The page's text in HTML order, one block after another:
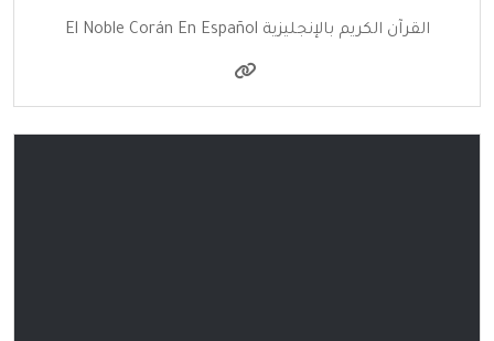
القرآن الكريم بالإنجليزية El Noble Corán En Español